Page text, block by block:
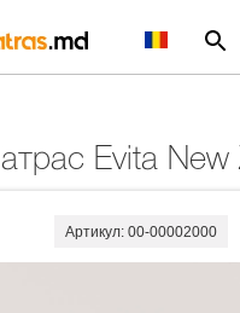
Матрас Evita
Артикул: 00-00002000